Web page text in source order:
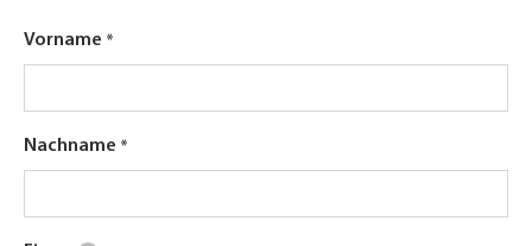
Vorname
Nachname